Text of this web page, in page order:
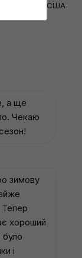
США
а ще
Чекаю
зимову
Тепер
хороший
і